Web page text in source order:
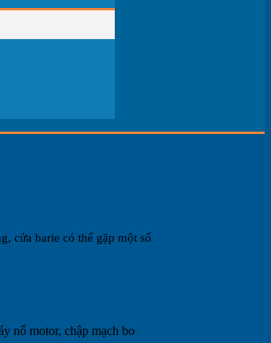
cửa barie có thể gặp một số
nổ motor, chập mạch bo